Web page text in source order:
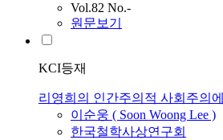
Vol.82 No.-
원문보기
KCI등재
리영희의 인간주의적 사회주의
이순웅 ( Soon Woong Lee )
한국철학사상연구회